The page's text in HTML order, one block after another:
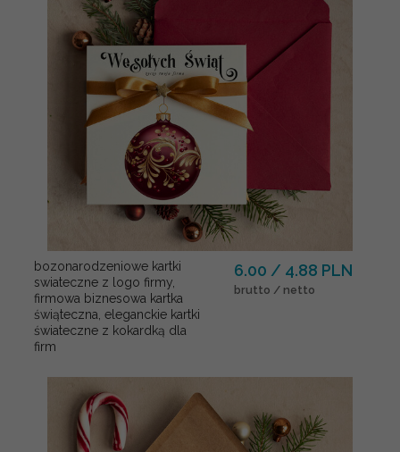
bozonarodzeniowe kartki
swiateczne z logo firmy,
firmowa biznesowa kartka
świąteczna, eleganckie kartki
świateczne z kokardką dla
firm
6.00 / 4.88 PLN
brutto / netto